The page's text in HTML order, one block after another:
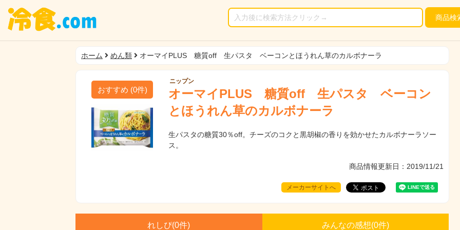
商品検
ホーム めん類 オーマイPLUS 糖質off 生パスタ ベーコンとほうれん草のカルボナーラ
おすすめ (0件)
ニップン
オーマイPLUS 糖質off 生パスタ ベーコン
とほうれん草のカルボナーラ
生パスタの糖質30％off。チーズのコクと黒胡椒の香りを効かせたカルボナーラソー
ス。
商品情報更新日：2019/11/21
メーカーサイトへ
れしぴ(0件) みんなの感想(0件)